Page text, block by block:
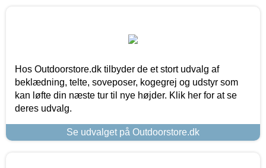
Hos Outdoorstore.dk tilbyder de et stort udvalg af
beklædning, telte, soveposer, kogegrej og udstyr som
kan løfte din næste tur til nye højder. Klik her for at se
deres udvalg.
Se udvalget på Outdoorstore.dk